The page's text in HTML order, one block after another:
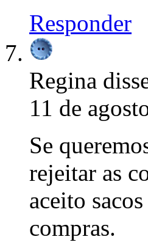
Responder
Regina
11 de
Se
rejeitar as
aceito
compras.